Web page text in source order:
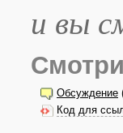
и вы
Обсуждение
Код для